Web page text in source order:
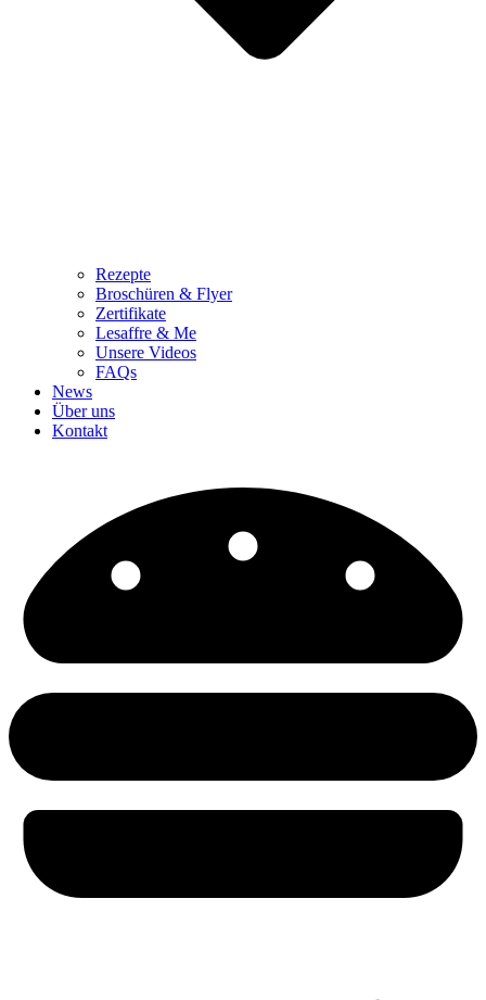
Rezepte
Broschüren & Flyer
Zertifikate
Lesaffre & Me
Unsere Videos
FAQs
News
Über uns
Kontakt